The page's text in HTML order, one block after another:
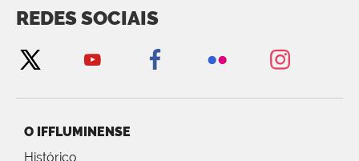
REDES SOCIAIS
O IFFLUMINENSE
Histórico